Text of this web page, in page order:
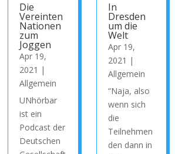
Die
Vereinten
Nationen
zum
Joggen
Apr 19,
2021 |
Allgemein
UNhörbar
ist ein
Podcast der
Deutschen
In
Dresden
um die
Welt
Apr 19,
2021 |
Allgemein
“Naja, also
wenn sich
die
Teilnehmen
den dann in